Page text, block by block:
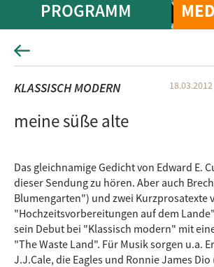
PROGRAMM
KLASSISCH MODERN
meine süße alte
Das gleichnamige Gedicht von Edward E.
dieser Sendung zu hören. Aber auch
Blumengarten") und zwei Kurzprosatexte
"Hochzeitsvorbereitungen auf dem
sein Debut bei "Klassisch modern" mit
"The Waste Land". Für Musik sorgen u.a.
J.J.Cale, die Eagles und Ronnie James Dio